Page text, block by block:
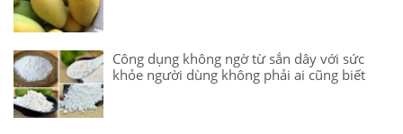
Công dụng không ngờ từ sắn dây với sức
khỏe người dùng không phải ai cũng biết